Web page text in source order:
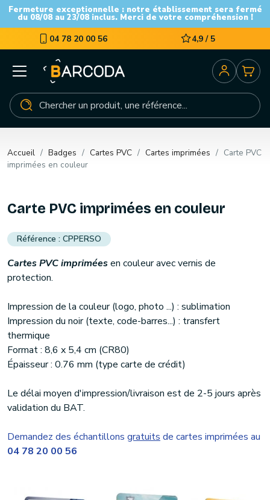
Fermeture exceptionnelle : notre établissement sera fermé
du 08/08 au 23/08 inclus. Merci de votre compréhension !
04 78 20 00 56 4,9 / 5
Accueil Badges Cartes PVC Cartes imprimées
Carte PVC
imprimées en couleur
Carte PVC imprimées en couleur
CPPERSO
Cartes PVC impriméesen couleur avec vernis de
protection.
Impression de la couleur (logo, photo ...) : sublimation
Impression du noir (texte, code-barres...) : transfert
thermique
Format : 8,6 x 5,4 cm (CR80)
Épaisseur : 0.76 mm (type carte de crédit)
Le délai moyen d'impression/livraison est de 2-5 jours après
validation du BAT.
Demandez des échantillons gratuits de cartes imprimées au
04 78 20 00 56